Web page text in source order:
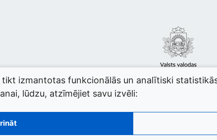
tikt izmantotas funkcionālās un analītiski
lūdzu, atzīmējiet savu izvēli: